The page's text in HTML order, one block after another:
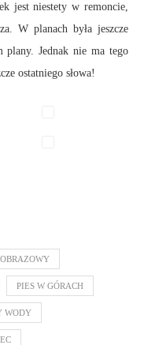
jest niestety w remoncie,
W planach była jeszcze
plany. Jednak nie ma tego
ostatniego słowa!
PIES W GÓRACH
WODY